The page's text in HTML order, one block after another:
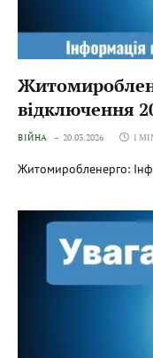
відключення
ВІЙНА 20.03.2026 1
Житомиробленерго: